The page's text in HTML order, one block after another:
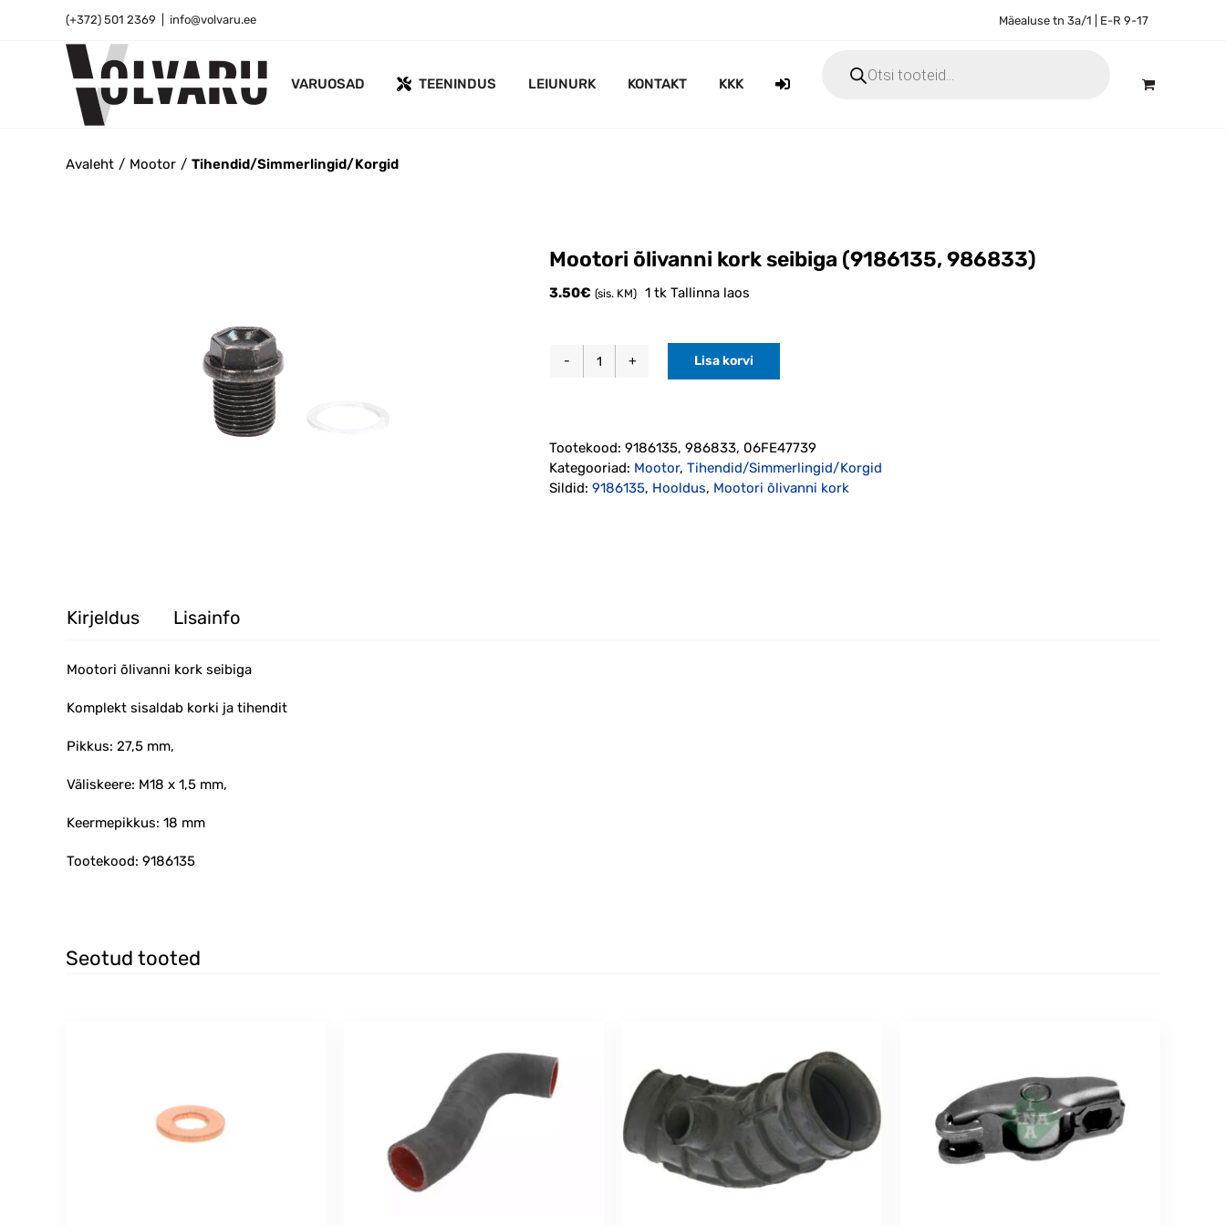
(+372) 501 2369 info@volvaru.ee Mäealuse tn 3a/1 | E-R 9-17
VARUOSAD TEENINDUS LEIUNURK KONTAKT KKK
search
Avaleht Mootor Tihendid/Simmerlingid/Korgid
Mootori õlivanni kork seibiga (9186135, 986833)
3.50€ (sis. KM) 1 tk Tallinna laos
Mootori
(9186135,
986833)
kogus
Lisa korvi
Tootekood: 9186135, 986833, 06FE47739
Kategooriad: Mootor, Tihendid/Simmerlingid/Korgid
Sildid: 9186135, Hooldus, Mootori õlivanni kork
Kirjeldus Lisainfo
Mootori õlivanni kork seibiga
Komplekt sisaldab korki ja tihendit
Pikkus: 27,5 mm,
Väliskeere: M18 x 1,5 mm,
Keermepikkus: 18 mm
Tootekood: 9186135
Seotud tooted